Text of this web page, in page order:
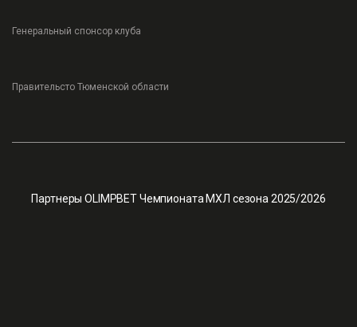
Генеральный спонсор клуба
Правительсто Тюменской области
Партнеры OLIMPBET Чемпионата МХЛ сезона 2025/2026